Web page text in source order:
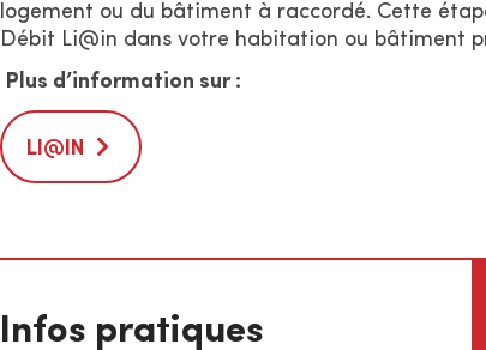
logement ou du bâtiment à raccordé. Cette
Débit Li@in dans votre habitation ou bâtiment
Plus d’information sur :
LI@IN
Infos pratiques